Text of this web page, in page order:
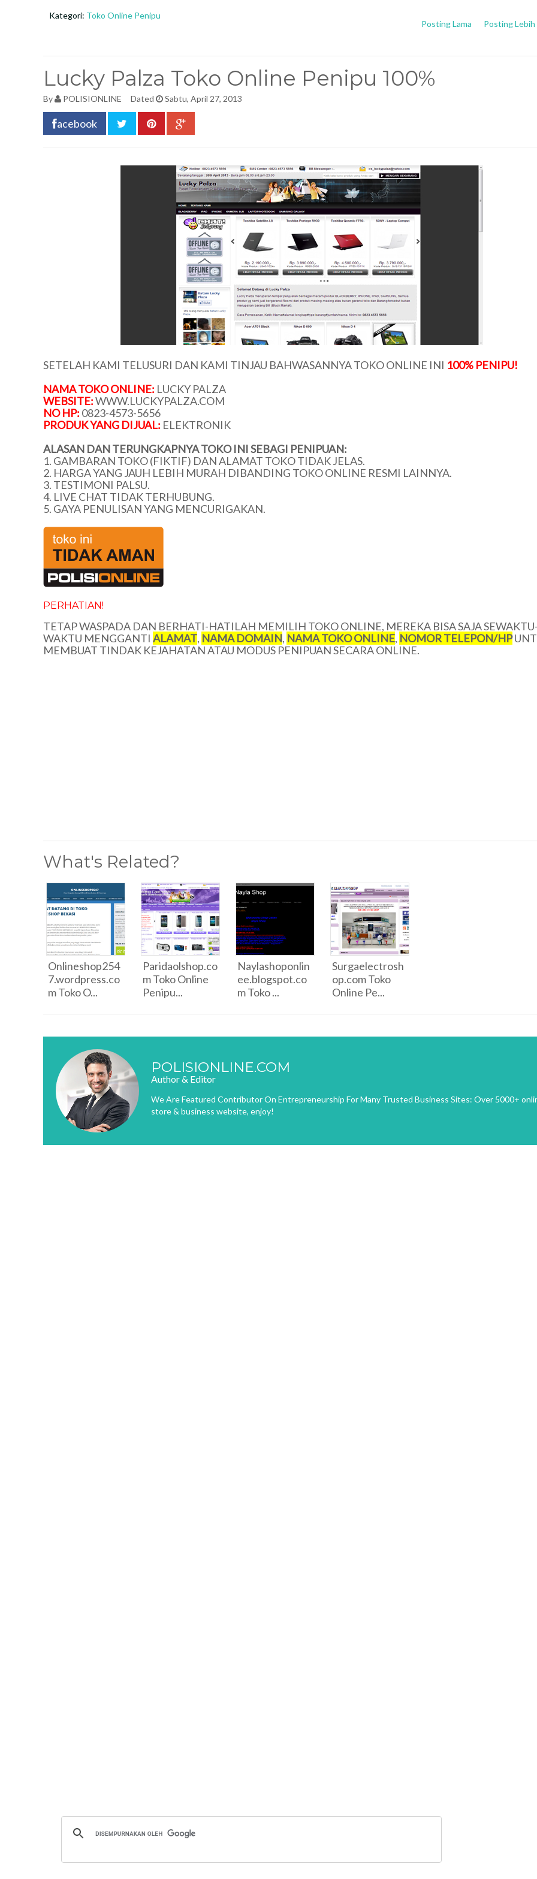
Kategori: Toko Online Penipu
Posting Lebih
Posting Lama
Lucky Palza Toko Online Penipu 100%
By POLISIONLINE Dated Sabtu, April 27, 2013
acebook
SETELAH KAMI TELUSURI DAN KAMI TINJAU BAHWASANNYA TOKO ONLINE INI 100% PENIPU!
NAMA TOKO ONLINE: LUCKY PALZA
WEBSITE:WWW.LUCKYPALZA.COM
NO HP: 0823-4573-5656
PRODUK YANG DIJUAL: ELEKTRONIK
ALASAN DAN TERUNGKAPNYA TOKO INI SEBAGI PENIPUAN:
1. GAMBARAN TOKO (FIKTIF) DAN ALAMAT TOKO TIDAK JELAS.
2. HARGA YANG JAUH LEBIH MURAH DIBANDING TOKO ONLINE RESMI LAINNYA.
3. TESTIMONI PALSU.
4. LIVE CHAT TIDAK TERHUBUNG.
5. GAYA PENULISAN YANG MENCURIGAKAN.
PERHATIAN!
TETAP WASPADA DAN BERHATI-HATILAH MEMILIH TOKO ONLINE, MEREKA BISA SAJA
WAKTU MENGGANTI ALAMAT, NAMA DOMAIN, NAMA TOKO ONLINE, NOMOR TELEPON/HP
MEMBUAT TINDAK KEJAHATAN ATAU MODUS PENIPUAN SECARA ONLINE.
What's Related?
Onlineshop254
7.wordpress.co
m Toko O...
Paridaolshop.co
m Toko Online
Penipu...
Naylashoponlin
ee.blogspot.co
m Toko ...
Surgaelectrosh
op.com Toko
Online Pe...
POLISIONLINE.COM
Author & Editor
We Are Featured Contributor On Entrepreneurship For Many Trusted Business Sites: Over 5000+
store & business website, enjoy!